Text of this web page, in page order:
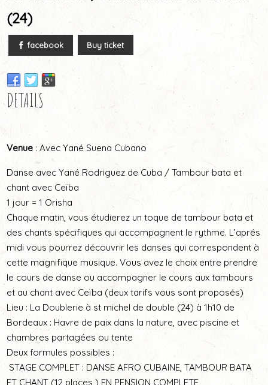
(24)
facebook Buy ticket
DETAILS
Venue : Avec Yané Suena Cubano
Danse avec Yané Rodriguez de Cuba / Tambour bata et
chant avec Ceïba
1 jour = 1 Orisha
Chaque matin, vous étudierez un toque de tambour bata et
des chants spécifiques qui accompagnent le rythme. L’aprés
midi vous pourrez découvrir les danses qui correspondent à
cette magnifique musique. Vous avez le choix entre prendre
le cours de danse ou accompagner le cours aux tambours
et au chant avec Ceïba (deux tarifs vous sont proposés)
Lieu : La Doublerie à st michel de double (24) à 1h10 de
Bordeaux : Havre de paix dans la nature, avec piscine et
chambres partagées ou tente
Deux formules possibles :
STAGE COMPLET : DANSE AFRO CUBAINE, TAMBOUR BATA
ET CHANT (12 places ) EN PENSION COMPLETE